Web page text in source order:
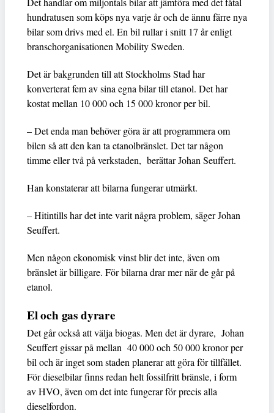
hundratusen som köps nya varje år och de ännu färre nya
bilar som drivs med el. En bil rullar i snitt 17 år enligt
branschorganisationen Mobility Sweden.
Det är bakgrunden till att Stockholms Stad har
konverterat fem av sina egna bilar till etanol. Det har
kostatmellan 10 000 och 15 000 kronor per bil.
– Det enda man behöver göra är att programmera om
bilen så att den kan ta etanolbränslet. Det tar någon
timme eller två på verkstaden, berättar Johan Seuffert.
Han konstaterar att bilarna fungerar utmärkt.
– Hitintills har det inte varit några problem, säger Johan
Seuffert.
Men någon ekonomisk vinst blir det inte, även om
bränslet är billigare. För bilarna drar mer när de går på
etanol.
El och gas dyrare
Det går också att välja biogas. Men det är dyrare, Johan
Seuffert gissar på mellan 40 000 och 50 000 kronor per
bil och är inget som staden planerar att göra för tillfället.
För dieselbilar finns redan helt fossilfritt bränsle, i form
av HVO, även om det inte fungerar för precis alla
dieselfordon.